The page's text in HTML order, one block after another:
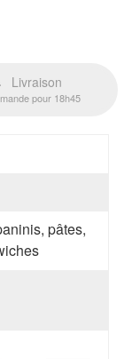
Livraison
pour 18h45
pâtes,